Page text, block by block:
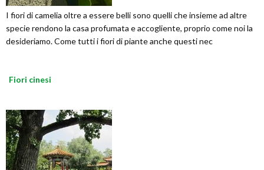
I fiori di camelia oltre a essere belli sono quelli che insieme ad altre
specie rendono la casa profumata e accogliente, proprio come noi la
desideriamo. Come tutti i fiori di piante anche questi nec
Fiori cinesi